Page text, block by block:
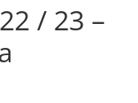
/ 23 –